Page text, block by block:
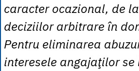
caracter ocazional, de
deciziilor arbitrare în
Pentru eliminarea
interesele angajaţilor